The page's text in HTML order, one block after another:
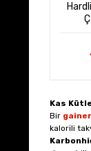
Kas
Bir gainer
kalorili